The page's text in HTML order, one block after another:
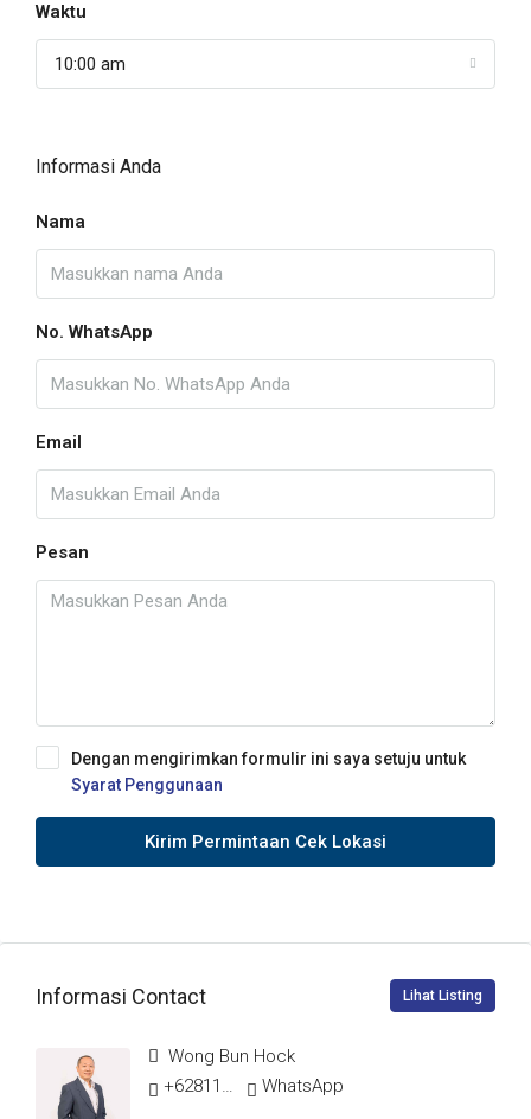
Waktu
10:00 am
Informasi Anda
Nama
No. WhatsApp
Email
Pesan
Dengan mengirimkan formulir ini saya setuju untuk
Syarat Penggunaan
Kirim Permintaan Cek Lokasi
Informasi Contact Lihat Listing
Wong Bun Hock
+628117718666
WhatsApp